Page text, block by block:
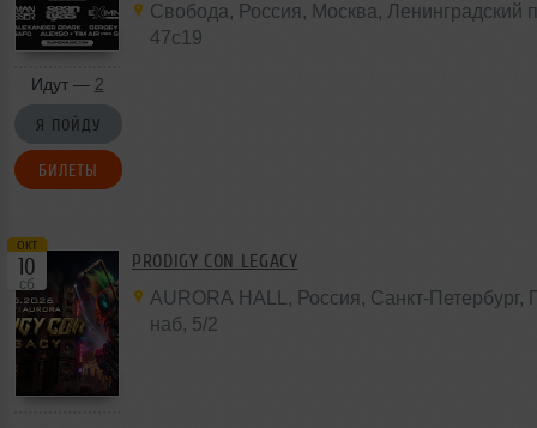
Идут — 2
Я ПОЙДУ
БИЛЕТЫ
Свобода, Россия , Москва, Ленинградский
47с19
окт
10
сб
PRODIGY CON LEGACY
AURORA HALL , Россия , Санкт-Петербург,
наб, 5/2